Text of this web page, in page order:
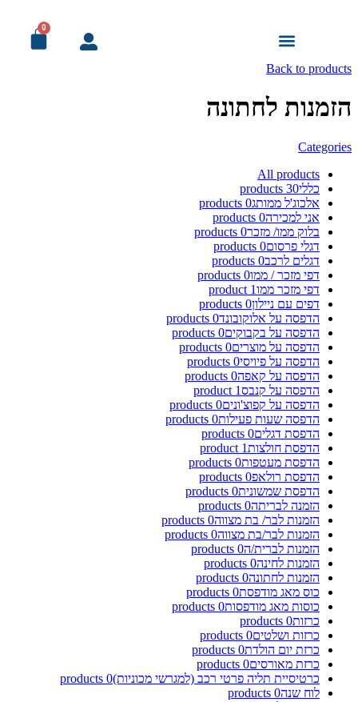
0
Back to products
הזמנות לחתונה
Categories
All products
כללי30
products
אלכוג'ל ממותג0
products
אני למכירה0
products
בלוק ממו/ מזכר0
products
דגלי פרסום0
products
דגלים לרכב0
products
דפי מזכר / ממו0
products
דפי מזכר ממו1
product
דפים עם ניילון0
products
הדפסה על אלוקובונד0
products
הדפסה על בקבוקים0
products
הדפסה על מוצרים0
products
הדפסה על פיויסי0
products
הדפסה על קאפה0
products
הדפסה על קנבס1
product
הדפסה על קפוצ'ונים0
products
הדפסה שעות פעילות0
products
הדפסת דגלים0
products
הדפסת חולצות1
product
הדפסת מעטפות0
products
הדפסת רולאפ0
products
הדפסת שמשונית0
products
הזמנה לבריתה0
products
הזמנות לבר/ בת מצווה0
products
הזמנות לבר/בת מצווה0
products
הזמנות לברית/ה0
products
הזמנות לחינה0
products
הזמנות לחתונה0
products
כוס מאג מודפסת0
products
כוסות מאג מודפסות0
products
כרזות0
products
כרזות ושלטים0
products
כרזת יום הולדת0
products
כרזת מאורסים0
products
כרטיסיית תליה פרטי רכב (למגרשי מכוניות)0
products
לוח שנה0
products